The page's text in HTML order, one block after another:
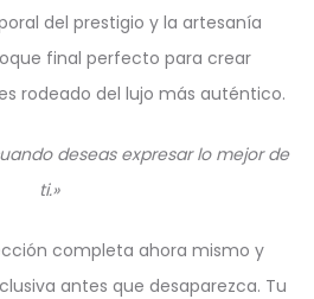
del prestigio y la artesanía
final perfecto para crear
rodeado del lujo más auténtico.
deseas expresar lo mejor de
ti.»
completa ahora mismo y
antes que desaparezca. Tu